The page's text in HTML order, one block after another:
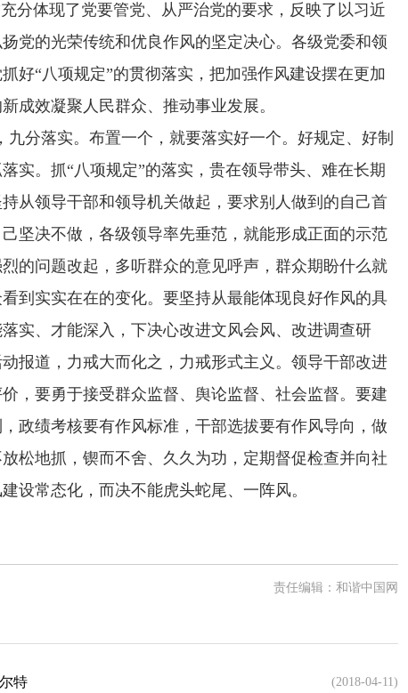
分体现了党要管党、从严治党的要求，反映了以习近
党的光荣传统和优良作风的坚定决心。各级党委和领
好“八项规定”的贯彻落实，把加强作风建设摆在更加
成效凝聚人民群众、推动事业发展。
分落实。布置一个，就要落实好一个。好规定、好制
实。抓“八项规定”的落实，贵在领导带头、难在长期
从领导干部和领导机关做起，要求别人做到的自己首
坚决不做，各级领导率先垂范，就能形成正面的示范
的问题改起，多听群众的意见呼声，群众期盼什么就
到实实在在的变化。要坚持从最能体现良好作风的具
实、才能深入，下决心改进文风会风、改进调查研
报道，力戒大而化之，力戒形式主义。领导干部改进
，要勇于接受群众监督、舆论监督、社会监督。要建
政绩考核要有作风标准，干部选拔要有作风导向，做
松地抓，锲而不舍、久久为功，定期督促检查并向社
设常态化，而决不能虎头蛇尾、一阵风。
责任编辑：和谐中国网
特 (2018-04-11)